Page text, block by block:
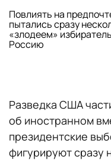
Повлиять на
пытались сразу
«злодеем»
Россию
Разведка США
об иностранном
президентские
фигурируют сразу